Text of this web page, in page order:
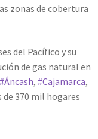
zonas de cobertura
del Pacífico y su
de gas natural en
#Áncash, #Cajamarca,
370 mil hogares